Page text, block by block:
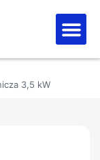
3,5 kW